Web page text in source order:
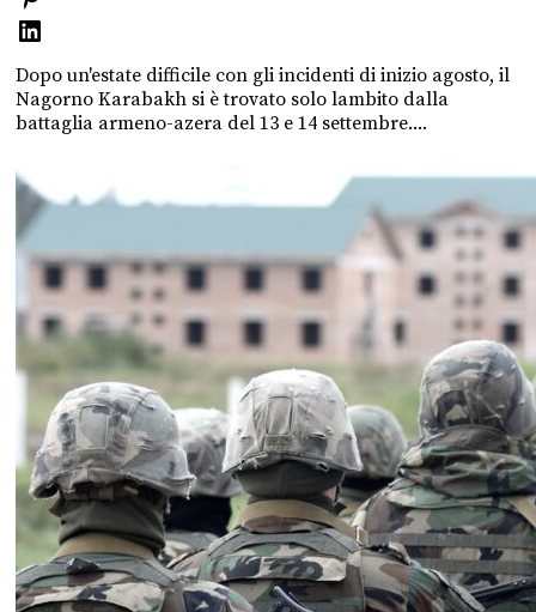
Dopo un'estate difficile con gli incidenti di inizio agosto, il
Nagorno Karabakh si è trovato solo lambito dalla
battaglia armeno-azera del 13 e 14 settembre....